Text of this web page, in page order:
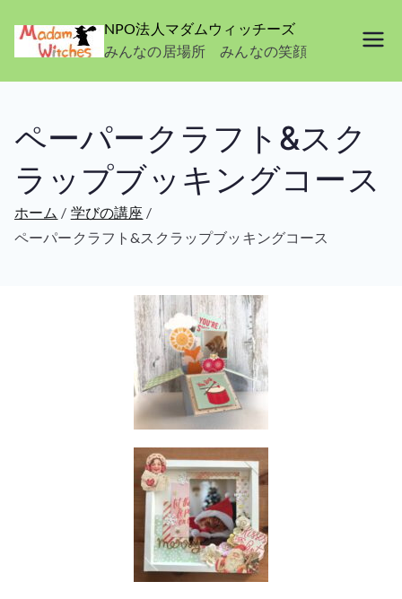
NPO法人マダムウィッチーズ
みんなの居場所 みんなの笑顔
ペーパークラフト&スク
ラップブッキングコース
ホーム
学びの講座
ペーパークラフト&スクラップブッキングコース